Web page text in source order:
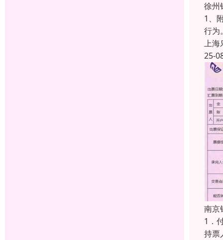
徐州
1、
行为
上海
25-
南京
1．
持票